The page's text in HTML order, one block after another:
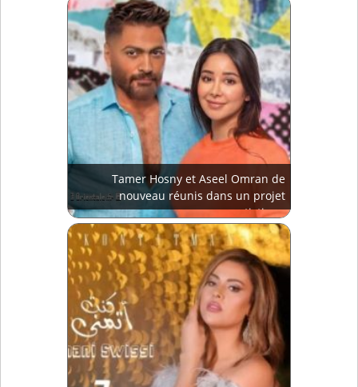
Tamer Hosny et Aseel Omran de
nouveau réunis dans un projet
artistique